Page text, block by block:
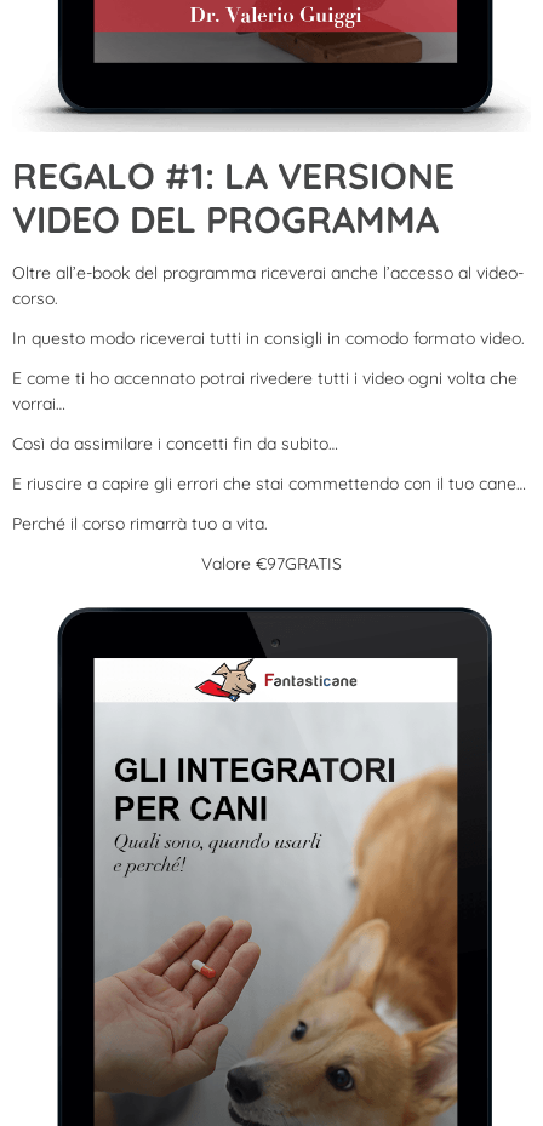
REGALO #1: LA VERSIONE
VIDEO DEL PROGRAMMA
Oltre all’e-book del programma riceverai anche l’accesso al video-
corso.
In questo modo riceverai tutti in consigli in comodo formato video.
E come ti ho accennato potrai rivedere tutti i video ogni volta che
vorrai…
Così da assimilare i concetti fin da subito…
E riuscire a capire gli errori che stai commettendo con il tuo cane…
Perché il corso rimarrà tuo a vita.
Valore €97GRATIS